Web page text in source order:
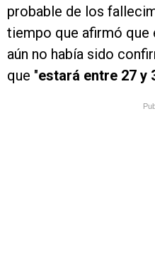
probable de los
tiempo que afirmó que
aún no había sido
que "estará entre 27 y